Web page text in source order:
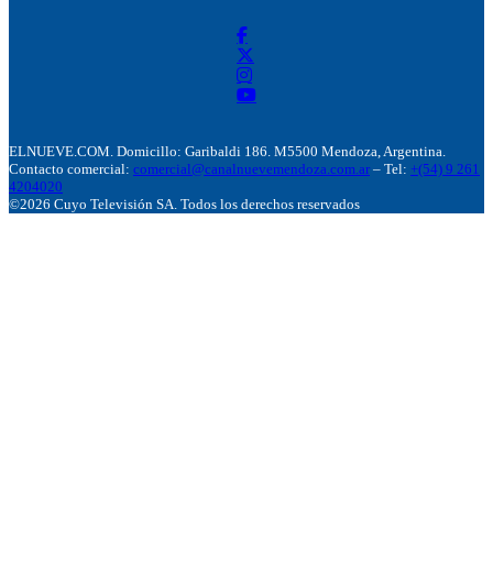
ELNUEVE.COM. Domicillo: Garibaldi 186. M5500 Mendoza, Argentina.
Contacto comercial: comercial@canalnuevemendoza.com.ar – Tel: +(54) 9 261
4204020
©2026 Cuyo Televisión SA. Todos los derechos reservados